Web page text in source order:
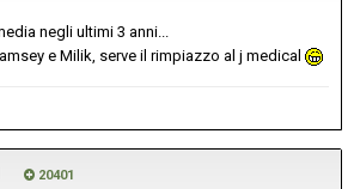
negli ultimi 3 anni...
e Milik, serve il rimpiazzo al j medical
20401